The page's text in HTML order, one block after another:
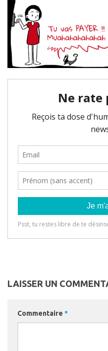
LAISSER UN
Commentaire *